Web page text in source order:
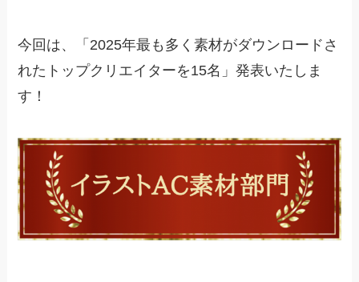
今回は、「2025年最も多く素材がダウンロードさ
れたトップクリエイターを15名」発表いたしま
す！